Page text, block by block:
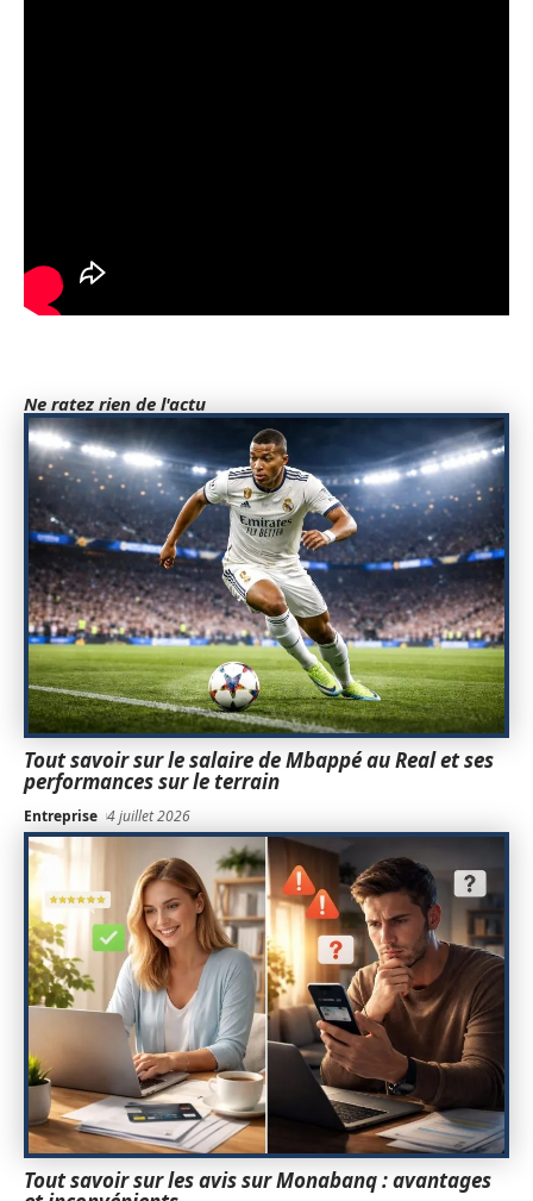
Ne ratez rien de l'actu
Tout savoir sur le salaire de Mbappé au Real et ses
performances sur le terrain
Entreprise 4 juillet 2026
Tout savoir sur les avis sur Monabanq : avantages